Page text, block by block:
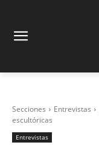
Secciones Entrevistas
escultóricas
Entrevistas